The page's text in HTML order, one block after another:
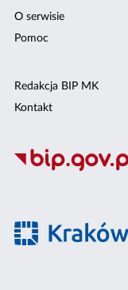
O serwisie
Pomoc
Redakcja BIP MK
Kontakt